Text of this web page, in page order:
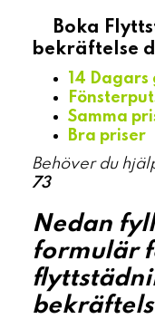
Boka
bekräftelse
14
Samma
Bra priser
Behöver du
73
Nedan
formulär